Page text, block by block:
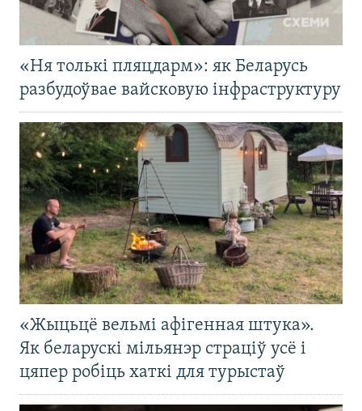
«Ня толькі пляцдарм»: як Беларусь
разбудоўвае вайсковую інфраструктуру
«Жыцьцё вельмі афігенная штука».
Як беларускі мільянэр страціў усё і
цяпер робіць хаткі для турыстаў